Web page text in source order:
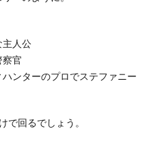
人公
官
ーのプロでステファニー
で回るでしょう。